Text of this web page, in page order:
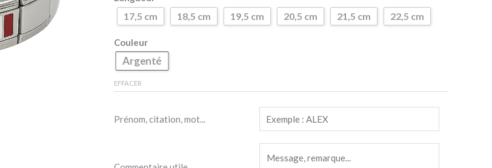
17,5 cm 18,5 cm 19,5 cm 20,5 cm 21,5 cm 22,5 cm
Couleur
Argenté
EFFACER
Prénom, citation, mot...